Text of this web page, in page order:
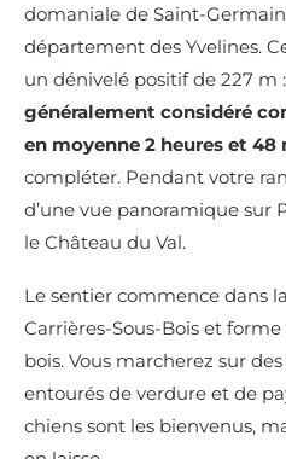
domaniale de Saint-
département des Yvelines.
un dénivelé positif de 227 m :
généralement considéré
en moyenne 2 heures et 48
compléter. Pendant votre
d’une vue panoramique sur
le Château du Val.
Le sentier commence dans
Carrières-Sous-Bois et
bois. Vous marcherez sur
entourés de verdure et de
chiens sont les bienvenus,